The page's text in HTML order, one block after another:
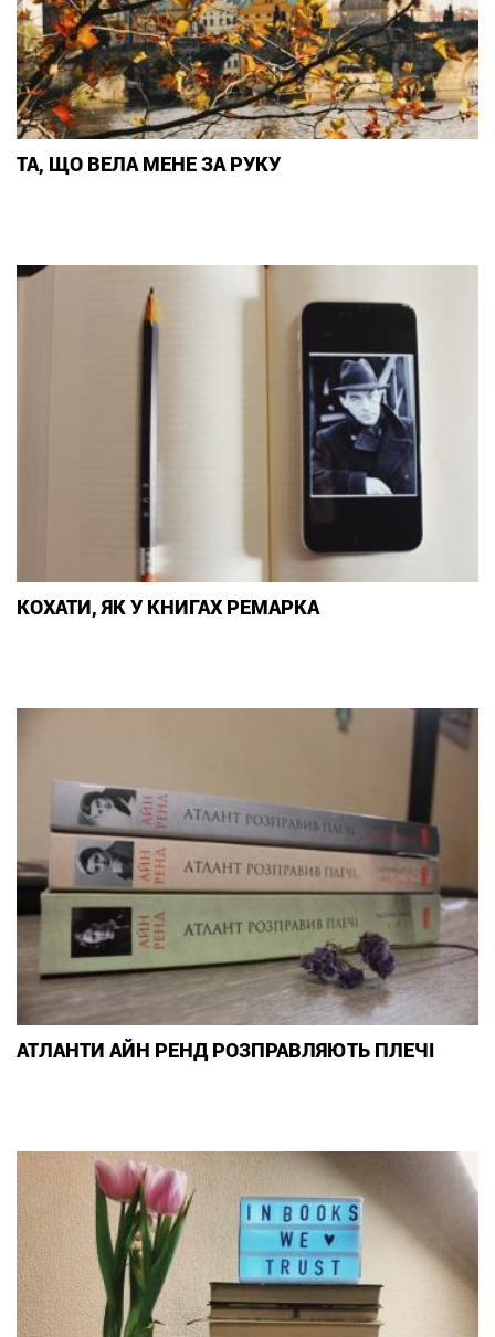
ТА, ЩО ВЕЛА МЕНЕ ЗА РУКУ
КОХАТИ, ЯК У КНИГАХ РЕМАРКА
АТЛАНТИ АЙН РЕНД РОЗПРАВЛЯЮТЬ ПЛЕЧІ